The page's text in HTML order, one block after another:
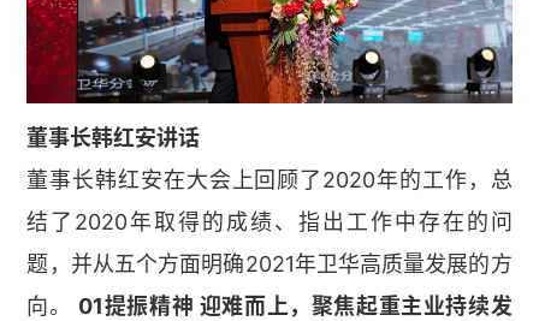
董事长韩红安讲话
董事长韩红安在大会上回顾了2020年的工作，总
结了2020年取得的成绩、指出工作中存在的问
题，并从五个方面明确2021年卫华高质量发展的方
向。 01提振精神 迎难而上，聚焦起重主业持续发